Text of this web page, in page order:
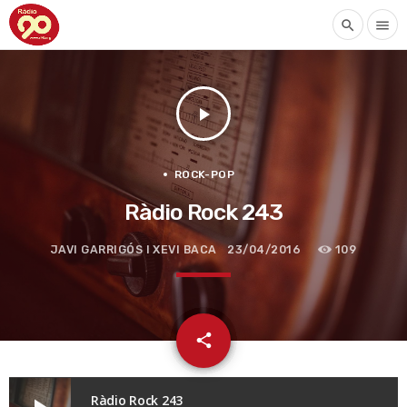
search menu
play_arrow
ROCK-POP
Ràdio Rock 243
JAVI GARRIGÓS I XEVI BACA 23/04/2016 109
share
email
Ràdio Rock 243